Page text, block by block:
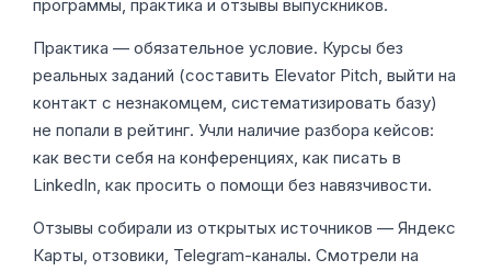
программы, практика и отзывы выпускников.
Практика — обязательное условие. Курсы без
реальных заданий (составить Elevator Pitch, выйти на
контакт с незнакомцем, систематизировать базу)
не попали в рейтинг. Учли наличие разбора кейсов:
как вести себя на конференциях, как писать в
LinkedIn, как просить о помощи без навязчивости.
Отзывы собирали из открытых источников — Яндекс
Карты, отзовики, Telegram-каналы. Смотрели на